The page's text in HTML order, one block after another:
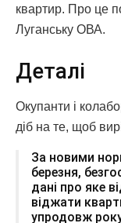
квартир. Про це
Луганську ОВА.
Деталі
Окупанти і
діб на те, щоб
За новими
березня,
дані про яке
віджати
упродовж